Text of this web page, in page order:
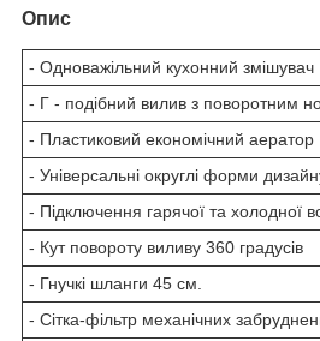
Опис
- Одноважільний кухонний змішувач
- Г - подібний вилив з поворотним
- Пластиковий економічний аератор
- Універсальні округлі форми
- Підключення гарячої та холодної
- Кут повороту виливу 360 градусів
- Гнучкі шланги 45 см.
- Сітка-фільтр механічних